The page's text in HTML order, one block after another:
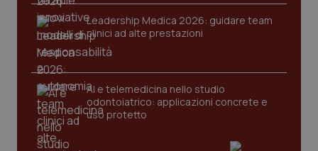
Leadership Medica 2026: guidare team
clinici ad alte prestazioni
AI e telemedicina nello studio
odontoiatrico: applicazioni concrete e
uso protetto
tracking-sites-ironfish-